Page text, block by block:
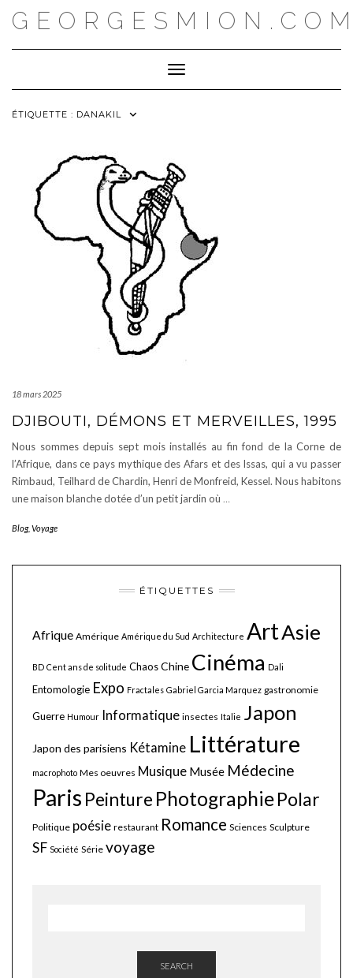
Toggle Navigation
ÉTIQUETTE : DANAKIL
18 mars 2025
DJIBOUTI, DÉMONS ET MERVEILLES, 1995
Nous sommes depuis sept mois installés au fin fond de la Corne de
l’Afrique, dans ce pays mythique des Afars et des Issas, qui a vu passer
Rimbaud, Teilhard de Chardin, Henri de Monfreid, Kessel. Nous habitons
une maison blanche dotée d’un petit jardin où …
Blog, Voyage
ÉTIQUETTES
Afrique Amérique Amérique du Sud Architecture ArtAsie
BD Cent ans de solitude ChaosChine Cinéma Dali
Entomologie Expo Fractales Gabriel Garcia Marquez gastronomie
Guerre Humour Informatique insectes Italie Japon
Japon des parisiens Kétamine Littérature
macrophoto Mes oeuvres Musique Musée Médecine
Paris Peinture PhotographiePolar
Politique poésie restaurant Romance Sciences Sculpture
SF Société Série voyage
SEARCH